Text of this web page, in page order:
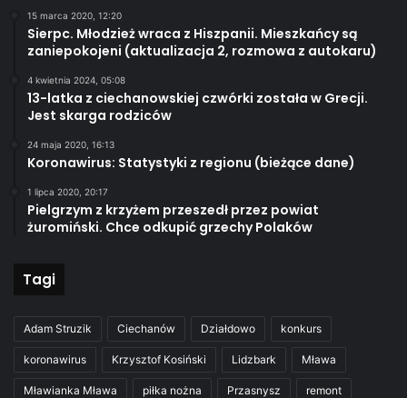
15 marca 2020, 12:20
Sierpc. Młodzież wraca z Hiszpanii. Mieszkańcy są
zaniepokojeni (aktualizacja 2, rozmowa z autokaru)
4 kwietnia 2024, 05:08
13-latka z ciechanowskiej czwórki została w Grecji.
Jest skarga rodziców
24 maja 2020, 16:13
Koronawirus: Statystyki z regionu (bieżące dane)
1 lipca 2020, 20:17
Pielgrzym z krzyżem przeszedł przez powiat
żuromiński. Chce odkupić grzechy Polaków
Tagi
Adam Struzik Ciechanów Działdowo konkurs
koronawirus Krzysztof Kosiński Lidzbark Mława
Mławianka Mława piłka nożna Przasnysz remont